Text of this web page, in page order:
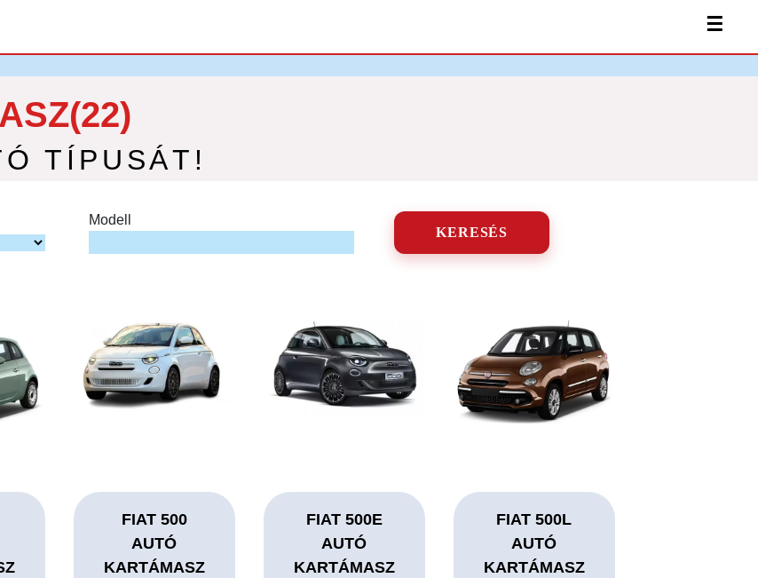
☰
TÍPUSÁT!
Modell
KERESÉS
FIAT 500
AUTÓ
KARTÁMASZ
FIAT 500E
AUTÓ
KARTÁMASZ
FIAT 500L
AUTÓ
KARTÁMASZ